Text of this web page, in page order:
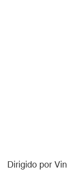
Dirigido por